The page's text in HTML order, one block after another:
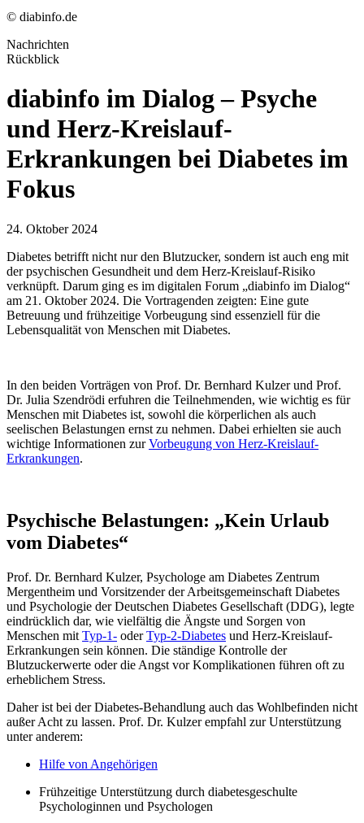
© diabinfo.de
Nachrichten
Rückblick
diabinfo im Dialog – Psyche
und Herz-Kreislauf-
Erkrankungen bei Diabetes im
Fokus
24. Oktober 2024
Diabetes betrifft nicht nur den Blutzucker, sondern ist auch eng mit
der psychischen Gesundheit und dem Herz-Kreislauf-Risiko
verknüpft. Darum ging es im digitalen Forum „diabinfo im Dialog“
am 21. Oktober 2024. Die Vortragenden zeigten: Eine gute
Betreuung und frühzeitige Vorbeugung sind essenziell für die
Lebensqualität von Menschen mit Diabetes.
In den beiden Vorträgen von Prof. Dr. Bernhard Kulzer und Prof.
Dr. Julia Szendrödi erfuhren die Teilnehmenden, wie wichtig es für
Menschen mit Diabetes ist, sowohl die körperlichen als auch
seelischen Belastungen ernst zu nehmen. Dabei erhielten sie auch
wichtige Informationen zurVorbeugung von Herz-Kreislauf-
Erkrankungen.
Psychische Belastungen: „Kein Urlaub
vom Diabetes“
Prof. Dr. Bernhard Kulzer, Psychologe am Diabetes Zentrum
Mergentheim und Vorsitzender der Arbeitsgemeinschaft Diabetes
und Psychologie der Deutschen Diabetes Gesellschaft (DDG), legte
eindrücklich dar, wie vielfältig die Ängste und Sorgen von
Menschen mit Typ-1- oderTyp-2-Diabetes und Herz-Kreislauf-
Erkrankungen sein können. Die ständige Kontrolle der
Blutzuckerwerte oder die Angst vor Komplikationen führen oft zu
erheblichem Stress.
Daher ist bei der Diabetes-Behandlung auch das Wohlbefinden nicht
außer Acht zu lassen. Prof. Dr. Kulzer empfahl zur Unterstützung
unter anderem:
Hilfe von Angehörigen
Frühzeitige Unterstützung durch diabetesgeschulte
Psychologinnen und Psychologen